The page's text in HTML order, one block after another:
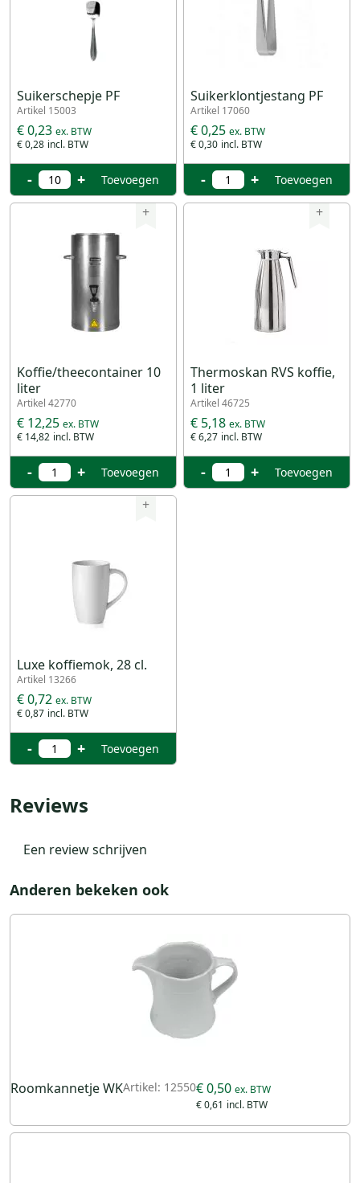
Suikerschepje PF
Artikel 15003
€ 0,28
€ 0,23
- + Toevoegen
Suikerklontjestang PF
Artikel 17060
€ 0,30
€ 0,25
- + Toevoegen
+
Koffie/theecontainer 10
liter
Artikel 42770
€ 14,82
€ 12,25
- + Toevoegen
+
Thermoskan RVS koffie,
1 liter
Artikel 46725
€ 6,27
€ 5,18
- + Toevoegen
+
Luxe koffiemok, 28 cl.
Artikel 13266
€ 0,87
€ 0,72
- + Toevoegen
Reviews
Een review schrijven
Anderen bekeken ook
Roomkannetje WKArtikel: 12550
€ 0,61
€ 0,50